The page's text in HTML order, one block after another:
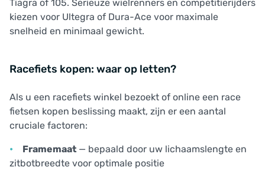
Tiagra of 105. Serieuze wielrenners en competitierijders
kiezen voor Ultegra of Dura-Ace voor maximale
snelheid en minimaal gewicht.
Racefiets kopen: waar op letten?
Als u een racefiets winkel bezoekt of online een race
fietsen kopen beslissing maakt, zijn er een aantal
cruciale factoren:
Framemaat — bepaald door uw lichaamslengte en
zitbotbreedte voor optimale positie